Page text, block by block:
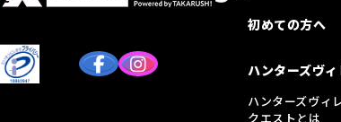
初めての方へ
ハンターズヴ
ハンターズヴィ
クエストとは